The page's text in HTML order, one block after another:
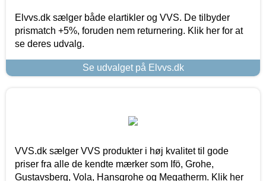
Elvvs.dk sælger både elartikler og VVS. De tilbyder
prismatch +5%, foruden nem returnering. Klik her for at
se deres udvalg.
Se udvalget på Elvvs.dk
VVS.dk sælger VVS produkter i høj kvalitet til gode
priser fra alle de kendte mærker som Ifö, Grohe,
Gustavsberg, Vola, Hansgrohe og Megatherm. Klik her